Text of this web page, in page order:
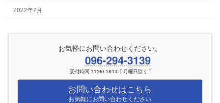
2022年7月
お気軽にお問い合わせください。
096-294-3139
受付時間 11:00-18:00 [ 月曜日除く ]
お問い合わせはこちら
お気軽にお問い合わせください